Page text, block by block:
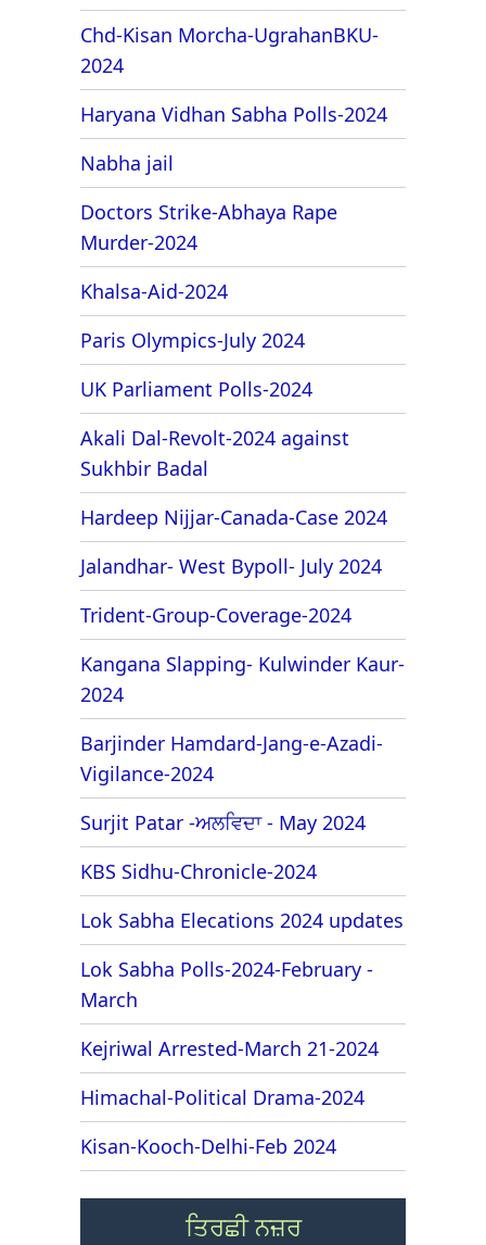
Chd-Kisan Morcha-UgrahanBKU-
2024
Haryana Vidhan Sabha Polls-2024
Nabha jail
Doctors Strike-Abhaya Rape
Murder-2024
Khalsa-Aid-2024
Paris Olympics-July 2024
UK Parliament Polls-2024
Akali Dal-Revolt-2024 against
Sukhbir Badal
Hardeep Nijjar-Canada-Case 2024
Jalandhar- West Bypoll- July 2024
Trident-Group-Coverage-2024
Kangana Slapping- Kulwinder Kaur-
2024
Barjinder Hamdard-Jang-e-Azadi-
Vigilance-2024
Surjit Patar -ਅਲਵਿਦਾ - May 2024
KBS Sidhu-Chronicle-2024
Lok Sabha Elecations 2024 updates
Lok Sabha Polls-2024-February -
March
Kejriwal Arrested-March 21-2024
Himachal-Political Drama-2024
Kisan-Kooch-Delhi-Feb 2024
ਤਿਰਛੀ ਨਜ਼ਰ